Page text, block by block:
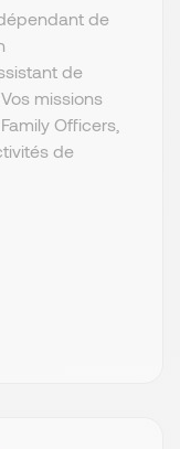
de
de
missions
Officers,
de